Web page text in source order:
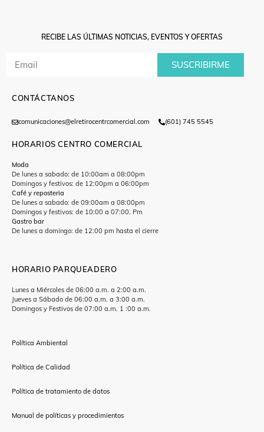
RECIBE LAS ÚLTIMAS NOTICIAS, EVENTOS Y OFERTAS
SUSCRIBIRME
CONTÁCTANOS
comunicaciones@elretirocentrcomercial.com (601) 745 5545
HORARIOS CENTRO COMERCIAL
Moda
De lunes a sabado: de 10:00am a 08:00pm
Domingos y festivos: de 12:00pm a 06:00pm
Café y reposteria
De lunes a sabado: de 09:00am a 08:00pm
Domingos y festivos: de 10:00 a 07:00. Pm
Gastro bar
De lunes a domingo: de 12:00 pm hasta el cierre
HORARIO PARQUEADERO
Lunes a Miércoles de 06:00 a.m. a 2:00 a.m.
Jueves a Sábado de 06:00 a.m. a 3:00 a.m.
Domingos y Festivos de 07:00 a.m. 1 :00 a.m.
Política Ambiental
Política de Calidad
Política de tratamiento de datos
Manual de políticas y procedimientos